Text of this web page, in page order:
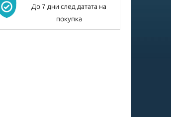
До 7 дни след датата на
покупка